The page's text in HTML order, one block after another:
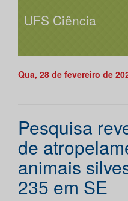
UFS Ciência
Qua, 28 de fevereiro de
Pesquisa
de
animais
235 em SE